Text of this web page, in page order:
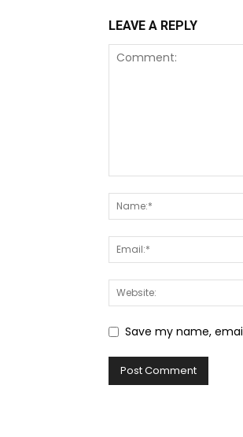
LEAVE A REPLY
Save my name,